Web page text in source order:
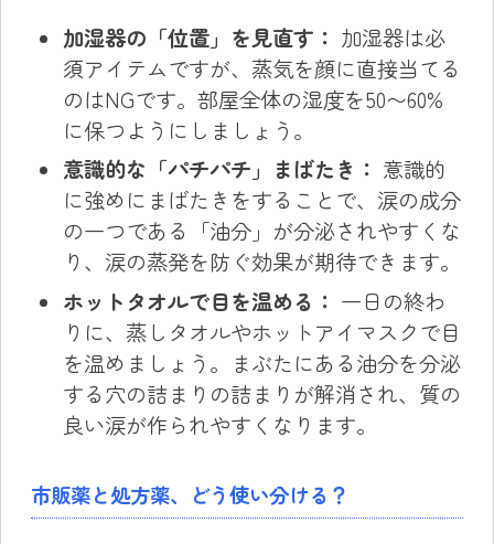
加湿器の「位置」を見直す： 加湿器は必
須アイテムですが、蒸気を顔に直接当てる
のはNGです。部屋全体の湿度を50〜60%
に保つようにしましょう。
意識的な「パチパチ」まばたき： 意識的
に強めにまばたきをすることで、涙の成分
の一つである「油分」が分泌されやすくな
り、涙の蒸発を防ぐ効果が期待できます。
ホットタオルで目を温める： 一日の終わ
りに、蒸しタオルやホットアイマスクで目
を温めましょう。まぶたにある油分を分泌
する穴の詰まりの詰まりが解消され、質の
良い涙が作られやすくなります。
市販薬と処方薬、どう使い分ける？